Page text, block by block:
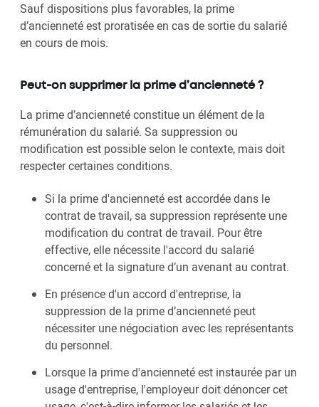
Sauf dispositions plus favorables, la prime
d’ancienneté est proratisée en cas de sortie du salarié
en cours de mois.
Peut-on supprimer la prime d’ancienneté ?
La prime d’ancienneté constitue un élément de la
rémunération du salarié. Sa suppression ou
modification est possible selon le contexte, mais doit
respecter certaines conditions.
Si la prime d'ancienneté est accordée dans le
contrat de travail, sa suppression représente une
modification du contrat de travail. Pour être
effective, elle nécessite l'accord du salarié
concerné et la signature d’un avenant au contrat.
En présence d'un accord d'entreprise, la
suppression de la prime d’ancienneté peut
nécessiter une négociation avec les représentants
du personnel.
Lorsque la prime d'ancienneté est instaurée par un
usage d'entreprise, l'employeur doit dénoncer cet